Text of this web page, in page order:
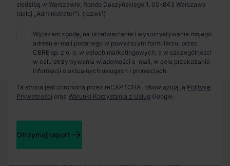
Zaprosimy Cię na spotkanie, omówimy szczegóły i
pokażemy inwestycje.
Zamknij
siedzibą w Warszawie, Rondo Daszyńskiego 1, 00-843 Warszawa
(dalej „Administrator”).
Wyrażam zgodę, na przetwarzanie i wykorzystywanie mojego
adresu e-mail podanego w powyższym formularzu, przez
CBRE sp. z o. o. w celach marketingowych, a w szczególności
w celu otrzymywania wiadomości e-mail, w celu przekazania
informacji o aktualnych usługach i promocjach
Ta strona jest chroniona przez reCAPTCHA i obowiązują ją Politykę
Prywatności oraz Warunki Korzystania z Usług Google.
Otrzymaj raport